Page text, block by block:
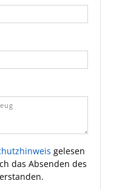
gelesen
das Absenden des